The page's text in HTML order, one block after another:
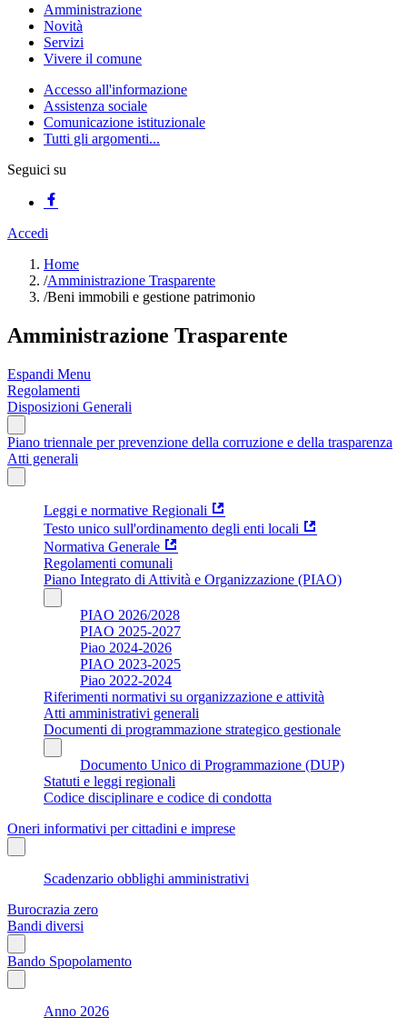
Amministrazione
Novità
Servizi
Vivere il comune
Accesso all'informazione
Assistenza sociale
Comunicazione istituzionale
Tutti gli argomenti...
Seguici su
Accedi
Home
/Amministrazione Trasparente
/Beni immobili e gestione patrimonio
Amministrazione Trasparente
Espandi Menu
Regolamenti
Disposizioni Generali
Piano triennale per prevenzione della corruzione e della trasparenza
Atti generali
Leggi e normative Regionali
Testo unico sull'ordinamento degli enti locali
Normativa Generale
Regolamenti comunali
Piano Integrato di Attività e Organizzazione (PIAO)
PIAO 2026/2028
PIAO 2025-2027
Piao 2024-2026
PIAO 2023-2025
Piao 2022-2024
Riferimenti normativi su organizzazione e attività
Atti amministrativi generali
Documenti di programmazione strategico gestionale
Documento Unico di Programmazione (DUP)
Statuti e leggi regionali
Codice disciplinare e codice di condotta
Oneri informativi per cittadini e imprese
Scadenzario obblighi amministrativi
Burocrazia zero
Bandi diversi
Bando Spopolamento
Anno 2026